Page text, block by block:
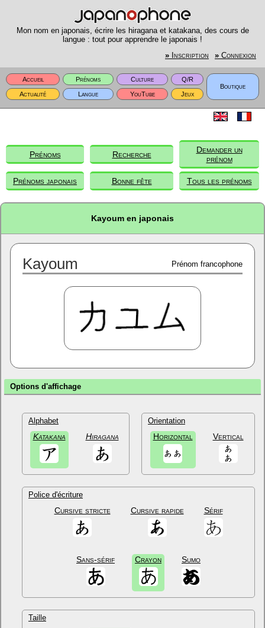
Mon nom en japonais, écrire les hiragana et katakana, des cours de
langue : tout pour apprendre le japonais !
» Inscription » Connexion
Accueil Prénoms Culture
Q/R
Boutique
Actualité
Langue YouTube Jeux
Prénoms Recherche
Demander un
prénom
Prénoms japonais Bonne fête Tous les prénoms
Kayoum en japonais
Kayoum Prénom francophone
Options d'affichage
Alphabet
Katakana Hiragana
Orientation
Horizontal Vertical
Police d'écriture
Cursive stricte Cursive rapide Sérif
Sans-sérif Crayon Sumo
Taille